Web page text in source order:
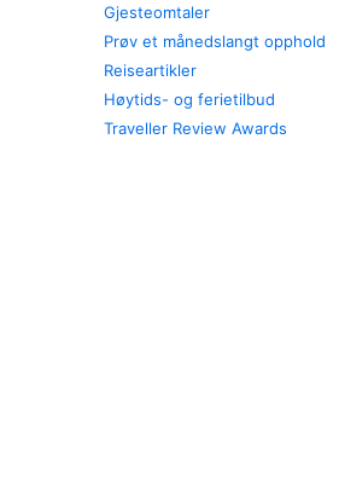
Gjesteomtaler
Prøv et månedslangt opphold
Reiseartikler
Høytids- og ferietilbud
Traveller Review Awards